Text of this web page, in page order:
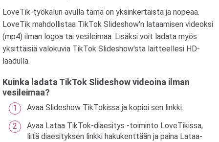
LoveTik-työkalun avulla tämä on yksinkertaista ja nopeaa.
LoveTik mahdollistaa TikTok Slideshow'n lataamisen videoksi
(mp4) ilman logoa tai vesileimaa. Lisäksi voit ladata myös
yksittäisiä valokuvia TikTok Slideshow'sta laitteellesi HD-
laadulla.
Kuinka ladata TikTok Slideshow videoina ilman
vesileimaa?
Avaa Slideshow TikTokissa ja kopioi sen linkki.
Avaa Lataa TikTok-diaesitys -toiminto LoveTikissa,
liitä diaesityksen linkki hakukenttään ja paina Lataa-